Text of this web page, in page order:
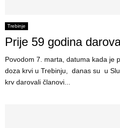
Trebinje
Prije 59 godina
Povodom 7. marta, datuma kada je
doza krvi u Trebinju, danas su u
krv darovali članovi...